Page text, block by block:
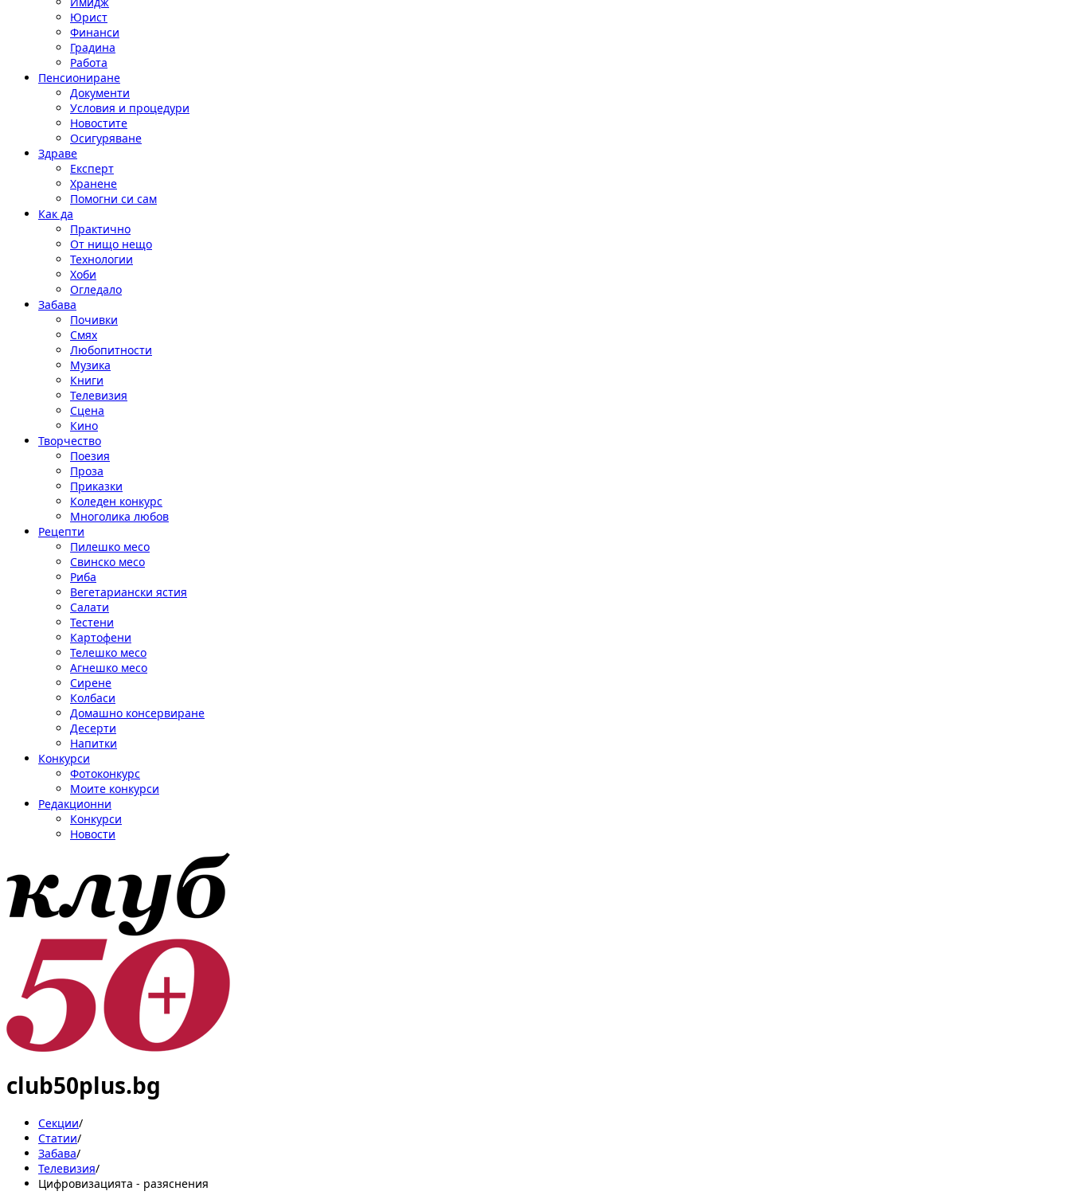
Юрист
Финанси
Градина
Работа
Пенсиониране
Документи
Условия и процедури
Новостите
Осигуряване
Здраве
Експерт
Хранене
Помогни си сам
Как да
Практично
От нищо нещо
Технологии
Хоби
Огледало
Забава
Почивки
Смях
Любопитности
Музика
Книги
Телевизия
Сцена
Кино
Творчество
Поезия
Проза
Приказки
Коледен конкурс
Многолика любов
Рецепти
Пилешко месо
Свинско месо
Риба
Вегетариански ястия
Салати
Тестени
Картофени
Телешко месо
Агнешко месо
Сирене
Колбаси
Домашно консервиране
Десерти
Напитки
Конкурси
Фотоконкурс
Моите конкурси
Редакционни
Конкурси
Новости
club50plus.bg
Секции/
Статии/
Забава/
Телевизия/
Цифровизацията - разяснения